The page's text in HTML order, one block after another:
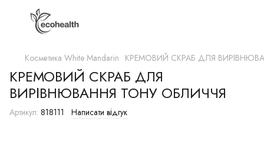
Косметика White Mandarin КРЕМОВИЙ СКРАБ ДЛЯ
КРЕМОВИЙ СКРАБ ДЛЯ
ВИРІВНЮВАННЯ ТОНУ ОБЛИЧЧЯ
Артикул: 818111 Написати відгук